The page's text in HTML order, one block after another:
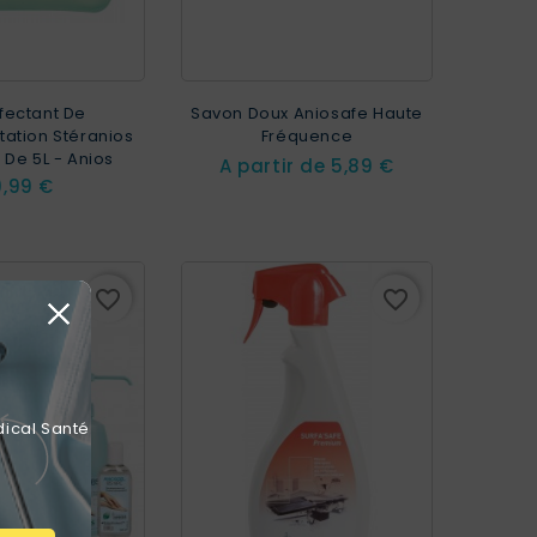
Santé
De
Stéranios
De 5L - Anios
€
Savon Doux Aniosafe Haute
Fréquence
A partir de Prix
5,89 €
favorite_border favorite_border